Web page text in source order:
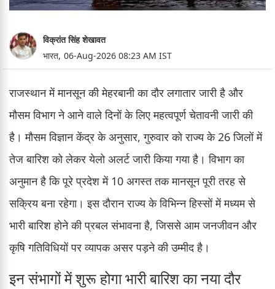
विक्रांत सिंह शेखावत
भारत, 06-Aug-2026 08:23 AM IST
राजस्थान में मानसून की मेहरबानी का दौर लगातार जारी है और
मौसम विभाग ने आने वाले दिनों के लिए महत्वपूर्ण चेतावनी जारी की
है। मौसम विज्ञान केंद्र के अनुसार, गुरुवार को राज्य के 26 जिलों में
तेज बारिश को लेकर येलो अलर्ट जारी किया गया है। विभाग का
अनुमान है कि पूरे प्रदेश में 10 अगस्त तक मानसून पूरी तरह से
सक्रिय बना रहेगा। इस दौरान राज्य के विभिन्न हिस्सों में मध्यम से
भारी बारिश होने की प्रबल संभावना है, जिससे आम जनजीवन और
कृषि गतिविधियों पर व्यापक असर पड़ने की उम्मीद है।
इन संभागों में शुरू होगा भारी बारिश का नया दौर